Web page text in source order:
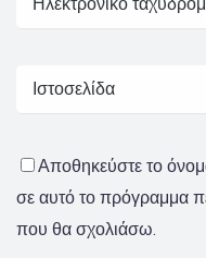
Αποθηκεύστε το
σε αυτό το πρόγραμμα
που θα σχολιάσω.